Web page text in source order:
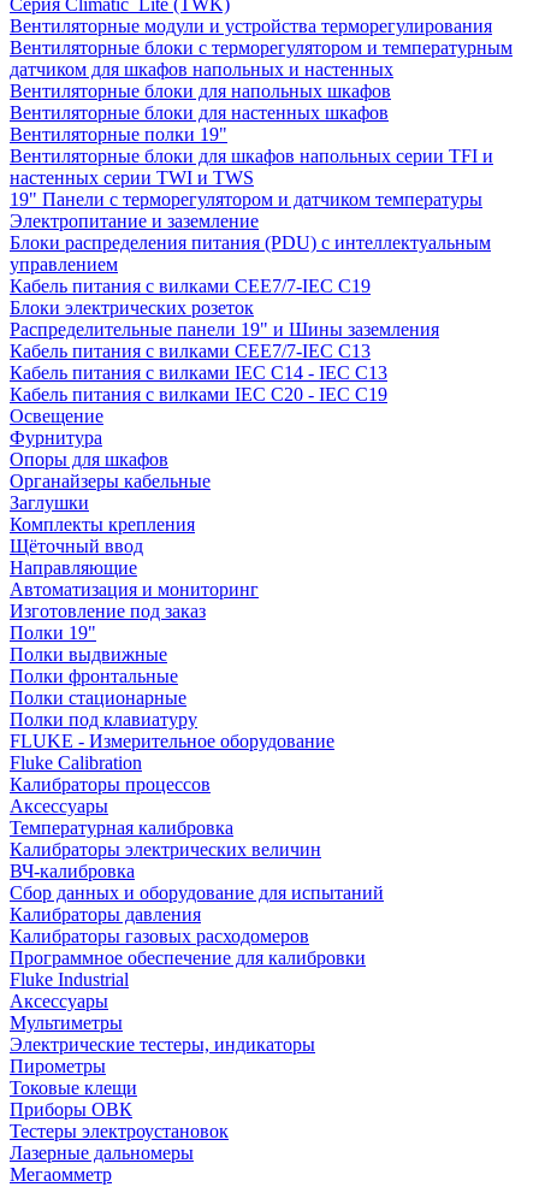
Серия Climatic_Lite (TWK)
Вентиляторные модули и устройства терморегулирования
Вентиляторные блоки с терморегулятором и температурным
датчиком для шкафов напольных и настенных
Вентиляторные блоки для напольных шкафов
Вентиляторные блоки для настенных шкафов
Вентиляторные полки 19"
Вентиляторные блоки для шкафов напольных серии TFI и
настенных серии TWI и TWS
19" Панели с терморегулятором и датчиком температуры
Электропитание и заземление
Блоки распределения питания (PDU) с интеллектуальным
управлением
Кабель питания с вилками CEE7/7-IEC C19
Блоки электрических розеток
Распределительные панели 19" и Шины заземления
Кабель питания с вилками CEE7/7-IEC C13
Кабель питания с вилками IEC C14 - IEC C13
Кабель питания с вилками IEC C20 - IEC C19
Освещение
Фурнитура
Опоры для шкафов
Органайзеры кабельные
Заглушки
Комплекты крепления
Щёточный ввод
Направляющие
Автоматизация и мониторинг
Изготовление под заказ
Полки 19"
Полки выдвижные
Полки фронтальные
Полки стационарные
Полки под клавиатуру
FLUKE - Измерительное оборудование
Fluke Calibration
Калибраторы процессов
Аксессуары
Температурная калибровка
Калибраторы электрических величин
ВЧ-калибровка
Сбор данных и оборудование для испытаний
Калибраторы давления
Калибраторы газовых расходомеров
Программное обеспечение для калибровки
Fluke Industrial
Аксессуары
Мультиметры
Электрические тестеры, индикаторы
Пирометры
Токовые клещи
Приборы ОВК
Тестеры электроустановок
Лазерные дальномеры
Мегаомметр